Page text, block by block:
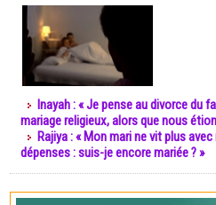
Inayah : « Je pense au divorce du
mariage religieux, alors que nous
Rajiya : « Mon mari ne vit plus
dépenses : suis-je encore mariée ? »